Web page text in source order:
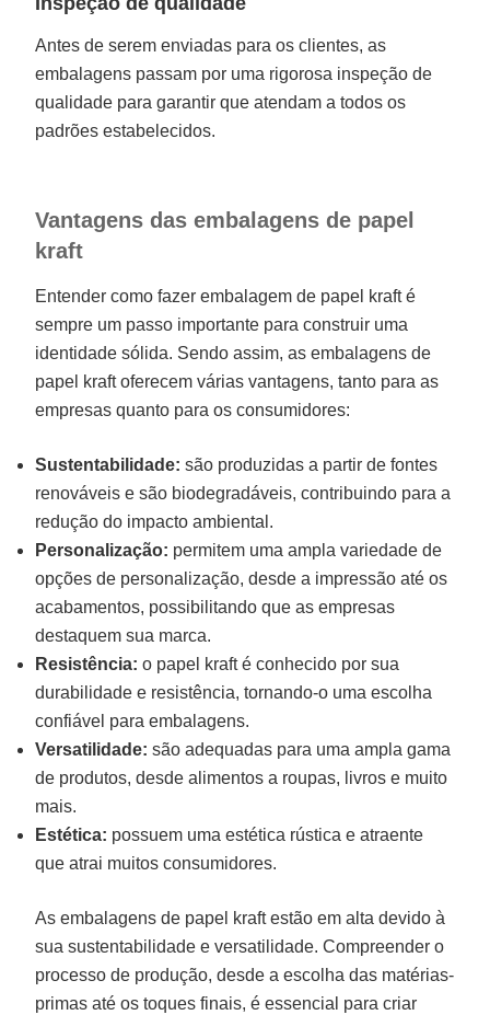
Antes de serem enviadas para os clientes, as
embalagens passam por uma rigorosa inspeção de
qualidade para garantir que atendam a todos os
padrões estabelecidos.
Vantagens das embalagens de papel
kraft
Entender como fazer embalagem de papel kraft é
sempre um passo importante para construir uma
identidade sólida. Sendo assim, as embalagens de
papel kraft oferecem várias vantagens, tanto para as
empresas quanto para os consumidores:
Sustentabilidade: são produzidas a partir de fontes
renováveis e são biodegradáveis, contribuindo para a
redução do impacto ambiental.
Personalização: permitem uma ampla variedade de
opções de personalização, desde a impressão até os
acabamentos, possibilitando que as empresas
destaquem sua marca.
Resistência: o papel kraft é conhecido por sua
durabilidade e resistência, tornando-o uma escolha
confiável para embalagens.
Versatilidade: são adequadas para uma ampla gama
de produtos, desde alimentos a roupas, livros e muito
mais.
Estética: possuem uma estética rústica e atraente
que atrai muitos consumidores.
As embalagens de papel kraft estão em alta devido à
sua sustentabilidade e versatilidade. Compreender o
processo de produção, desde a escolha das matérias-
primas até os toques finais, é essencial para criar